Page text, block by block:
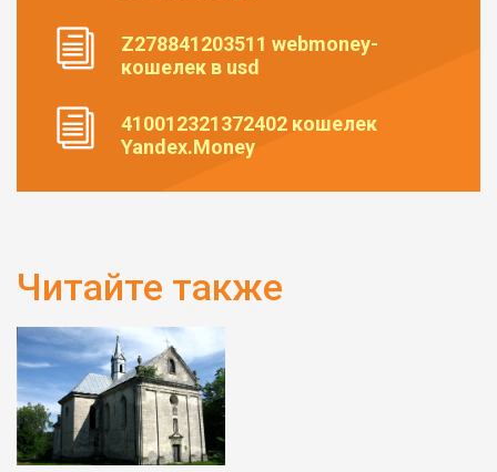
Z278841203511 webmoney-
кошелек в usd
410012321372402 кошелек
Yandex.Money
Читайте также